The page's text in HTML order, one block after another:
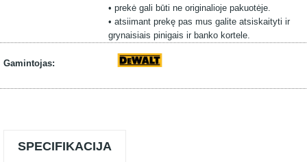
• prekė gali būti ne originalioje pakuotėje.
• atsiimant prekę pas mus galite atsiskaityti ir
grynaisiais pinigais ir banko kortele.
Gamintojas:
SPECIFIKACIJA